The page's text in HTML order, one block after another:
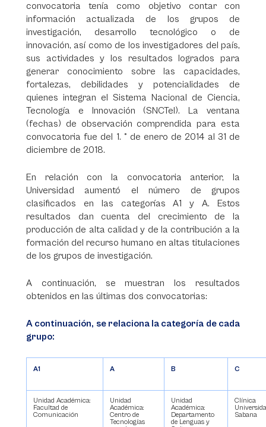
convocatoria tenía como objetivo contar con
información actualizada de los grupos de
investigación, desarrollo tecnológico o de
innovación, así como de los investigadores del país,
sus actividades y los resultados logrados para
generar conocimiento sobre las capacidades,
fortalezas, debilidades y potencialidades de
quienes integran el Sistema Nacional de Ciencia,
Tecnología e Innovación (SNCTeI). La ventana
(fechas) de observación comprendida para esta
convocatoria fue del 1. ° de enero de 2014 al 31 de
diciembre de 2018.
En relación con la convocatoria anterior, la
Universidad aumentó el número de grupos
clasificados en las categorías A1 y A. Estos
resultados dan cuenta del crecimiento de la
producción de alta calidad y de la contribución a la
formación del recurso humano en altas titulaciones
de los grupos de investigación.
A continuación, se muestran los resultados
obtenidos en las últimas dos convocatorias:
A continuación, se relaciona la categoría de cada
grupo:
A1 A B C
Unidad Académica:
Facultad de
Comunicación
Unidad
Académica:
Centro de
Tecnologías
Unidad
Académica:
Departamento
de Lenguas y
Clínica
Sabana